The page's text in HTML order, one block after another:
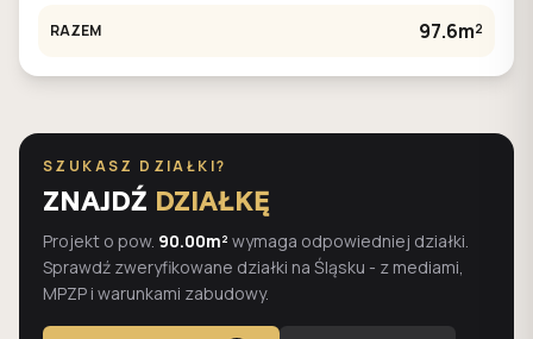
RAZEM 97.6m²
SZUKASZ DZIAŁKI?
ZNAJDŹ DZIAŁKĘ
Projekt o pow. 90.00m² wymaga odpowiedniej działki.
Sprawdź zweryfikowane działki na Śląsku - z mediami,
MPZP i warunkami zabudowy.